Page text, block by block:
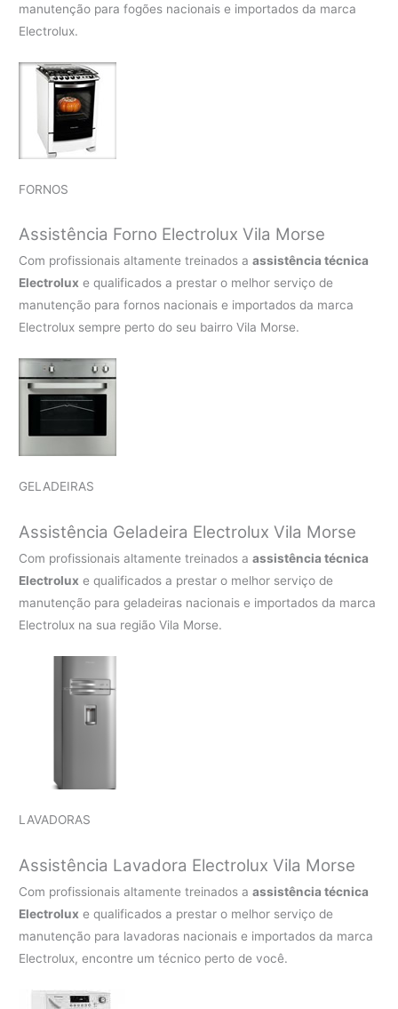
manutenção para fogões nacionais e importados da marca
Electrolux.
FORNOS
Assistência Forno Electrolux Vila Morse
Com profissionais altamente treinados aassistência técnica
Electrolux e qualificados a prestar o melhor serviço de
manutenção para fornos nacionais e importados da marca
Electrolux sempre perto do seu bairro Vila Morse.
GELADEIRAS
Assistência Geladeira Electrolux Vila Morse
Com profissionais altamente treinados aassistência técnica
Electrolux e qualificados a prestar o melhor serviço de
manutenção para geladeiras nacionais e importados da marca
Electrolux na sua região Vila Morse.
LAVADORAS
Assistência Lavadora Electrolux Vila Morse
Com profissionais altamente treinados aassistência técnica
Electrolux e qualificados a prestar o melhor serviço de
manutenção para lavadoras nacionais e importados da marca
Electrolux, encontre um técnico perto de você.